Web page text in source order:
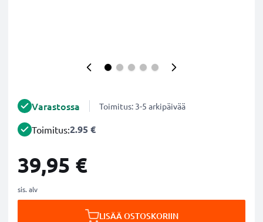
Varastossa Toimitus: 3-5 arkipäivää
Toimitus:2.95 €
39,95 €
sis. alv
LISÄÄ OSTOSKORIIN